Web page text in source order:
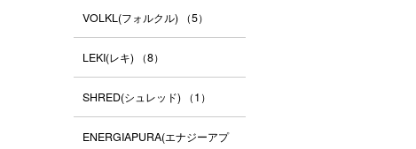
VOLKL(フォルクル) （5）
LEKI(レキ) （8）
SHRED(シュレッド) （1）
ENERGIAPURA(エナジーアプ